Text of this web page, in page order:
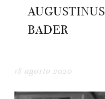
AUGUSTINUS
BADER
18 agosto 2020